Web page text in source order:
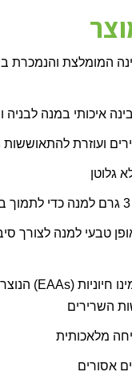
המומלצת והנמכרת
ועוזרת
גלוטן
טבעי למנה לצורך
EAAs
)
השרירים
מלאכותית
אסורים